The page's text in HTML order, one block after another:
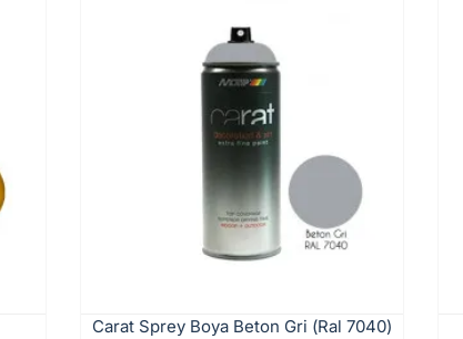
Carat Sprey Boya Beton Gri (Ral 7040)